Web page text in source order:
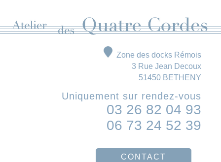
Zone des docks Rémois
3 Rue Jean Decoux
51450 BETHENY
Uniquement sur rendez-vous
03 26 82 04 93
06 73 24 52 39
CONTACT